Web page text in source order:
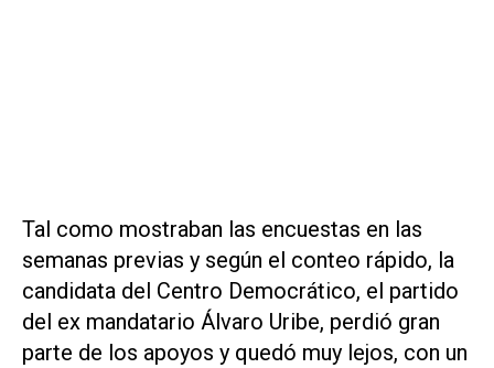
Tal como mostraban las encuestas en las
semanas previas y según el conteo rápido, la
candidata del Centro Democrático, el partido
del ex mandatario Álvaro Uribe, perdió gran
parte de los apoyos y quedó muy lejos, con un